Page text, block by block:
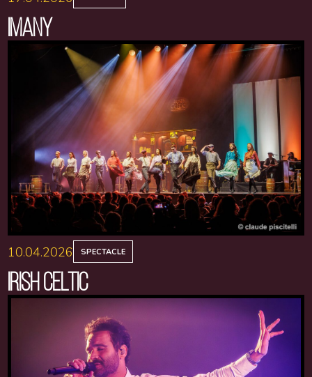
IMANY
10.04.2026 SPECTACLE
IRISH CELTIC